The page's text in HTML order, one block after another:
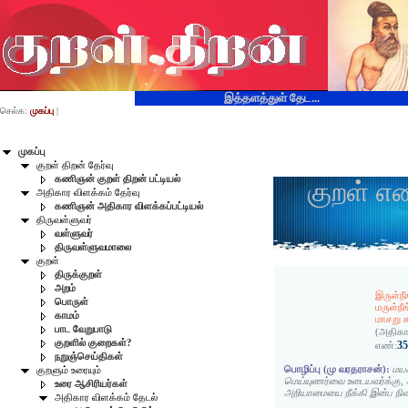
இத்தளத்துள் தேட...
முகப்பு
குறள் திறன் தேர்வு
கணிஞன் குறள் திறன் பட்டியல்
அதிகார விளக்கம் தேர்வு
கணிஞன் அதிகார விளக்கப்பட்டியல்
திருவள்ளுவர்
வள்ளுவர்
திருவள்ளுவமாலை
குறள்
திருக்குறள்
அறம்
பொருள்
காமம்
பாட வேறுபாடு
குறளில் குறைகள்?
நறுஞ்செய்திகள்
குறளும் உரையும்
உரை ஆசிரியர்கள்
அதிகார விளக்கம் தேடல்
செல்க: முகப்பு |
குறள்
மாசறு
எண்:
பொழிப்பு (மு வரதராசன்):
மெய்யுணர்வை உடையவர்க்கு,
அறியாமையை நீக்கி இன்ப